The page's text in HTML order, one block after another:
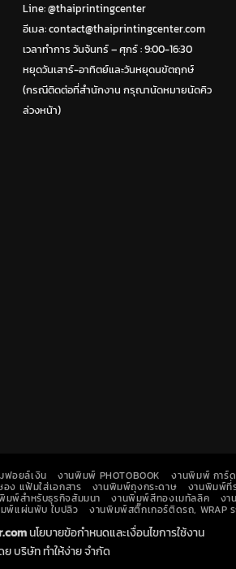
Line:@thaiprintingcenter
อีเมล: contact@thaiprintingcenter.com
เวลาทำการ วันจ้นทร์ – ศุกร์ : 9:00-16:30
หยุดวันเสาร์-อาทิตย์และวันหยุดนขัตฤกษ์
(กรณีติดต่อที่สำนักงาน กรุณานัดหมายนัดคิว
ล่วงหน้า)
ฟอยล์เงิน งานพิมพ์ PHOTOBOOK งานพิมพ์ การ์
ง แฟ้มใส่เอกสาร งานพิมพ์ถุงกระดาษ งานพิมพ์ที่
มพ์สำหรับธุรกิจสัมมนา งานพิมพ์สีทองเมทัลลิค งา
พ์แผ่นพับ ใบปลิว งานพิมพ์สติ๊กเกอร์ติดรถ, WRAP
นโยบายข้อกำหนดและเงื่อนไขการใช้งาน
บริษัท ทำให้ง่าย จำกัด